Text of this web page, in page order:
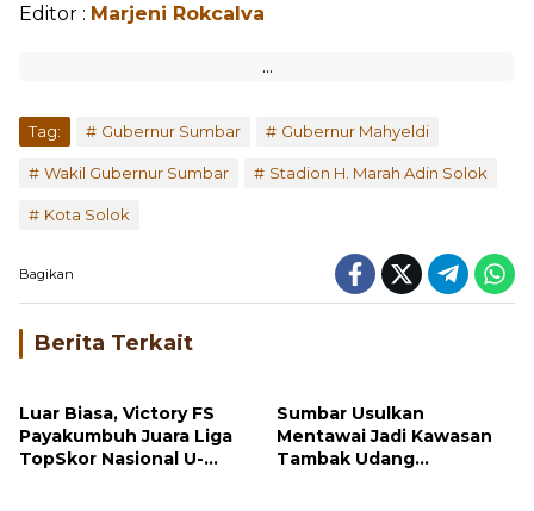
Editor : Marjeni Rokcalva
Wakil Gubernur Sumbar Stadion H. Marah Adin Solok
Payakumbuh Juara Liga
TopSkor Nasional U-
12,Wako Zulmaeta Bikin
Bangga
Mentawai Jadi Kawasan
Tambak Udang
Terintegrasi, Menteri KKP
Respons Positif